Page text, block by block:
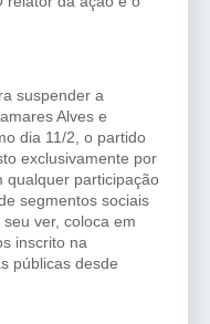
suspender a
Alves e
dia 11/2, o partido
exclusivamente por
qualquer participação
segmentos sociais
ver, coloca em
inscrito na
públicas desde